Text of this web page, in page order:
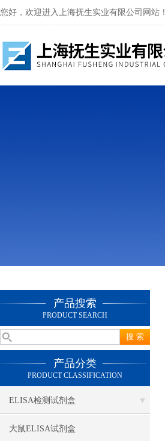
您好，欢迎进入上海抚生实业有限公司网站！
产品搜索
PRODUCT SEARCH
产品分类
PRODUCT CLASSIFICATION
ELISA检测试剂盒
大鼠ELISA试剂盒